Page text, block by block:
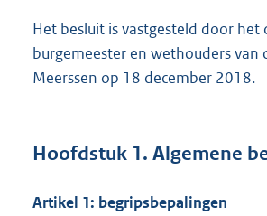
Het besluit is vastgesteld door het
burgemeester en wethouders van
Meerssen op 18 december 2018.
Hoofdstuk 1. Algemene
Artikel 1: begripsbepalingen